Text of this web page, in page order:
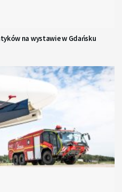
na wystawie w Gdańsku